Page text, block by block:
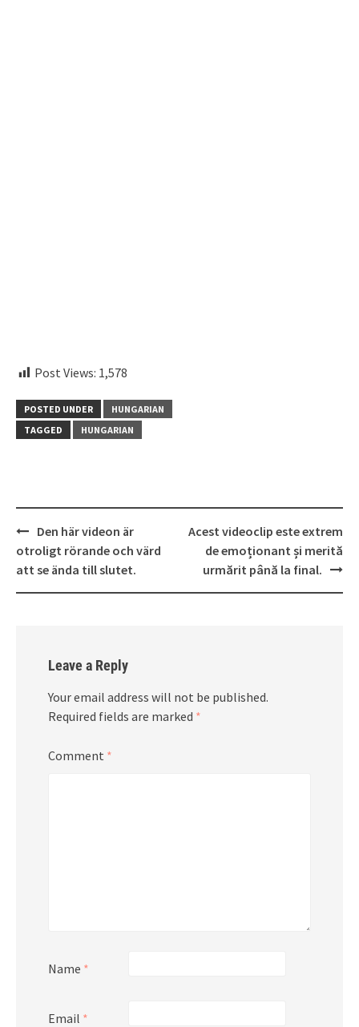
Post Views: 1,578
POSTED UNDER
HUNGARIAN
TAGGED
HUNGARIAN
Post
navigation
Den här videon är
otroligt rörande och värd
att se ända till slutet.
Acest videoclip este extrem
de emoționant și merită
urmărit până la final.
Leave a Reply
Your email address will not be published.
Required fields are marked *
Comment *
Name *
Email *